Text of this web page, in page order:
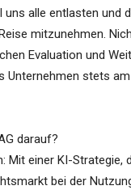
uns alle entlasten und
mitzunehmen.
Evaluation und
Unternehmen stets
darauf?
Mit einer KI-Strategie,
bei der